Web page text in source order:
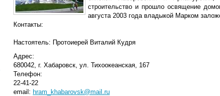
строительство и прошло освящение
августа 2003 года владыкой Марком
Контакты:
Настоятель: Протоиерей Виталий Кудря
Адрес:
680042, г. Хабаровск, ул. Тихоокеанская, 167
Телефон:
22-41-22
email: hram_khabarovsk@mail.ru